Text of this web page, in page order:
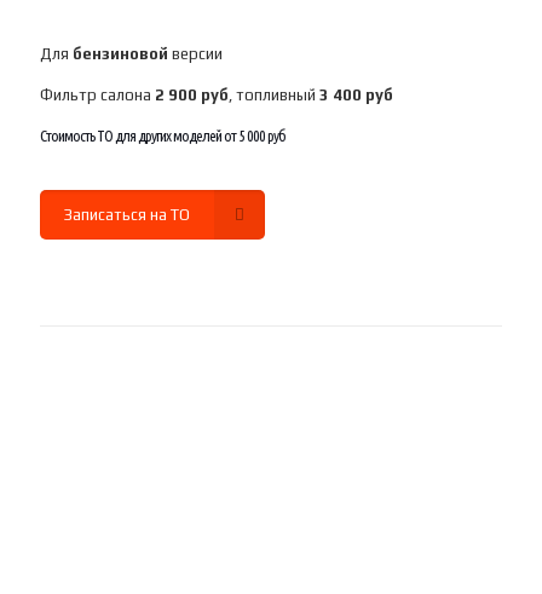
Для бензиновой версии
Фильтр салона 2 900 руб , топливный 3 400 руб
Стоимость ТО для других моделей от 5 000 руб
Записаться на ТО